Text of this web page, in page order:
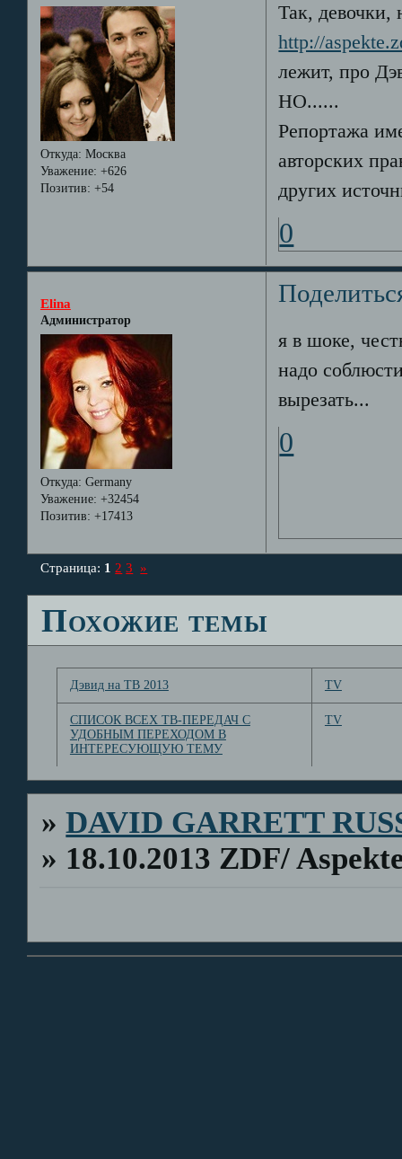
Откуда: Москва
Уважение: +626
Позитив: +54
Так, девочки,
http://
лежит, про
НО......
Репортажа
авторских
других
0
Elina
Администратор
Откуда: Germany
Уважение: +32454
Позитив: +17413
я в шоке,
надо
вырезать...
0
Страница: 1 2 3 »
Похожие темы
Дэвид на ТВ 2013 TV
СПИСОК ВСЕХ ТВ-ПЕРЕДАЧ С
УДОБНЫМ ПЕРЕХОДОМ В
ИНТЕРЕСУЮЩУЮ ТЕМУ
TV
»DAVID GARRETT
» 18.10.2013 ZDF/